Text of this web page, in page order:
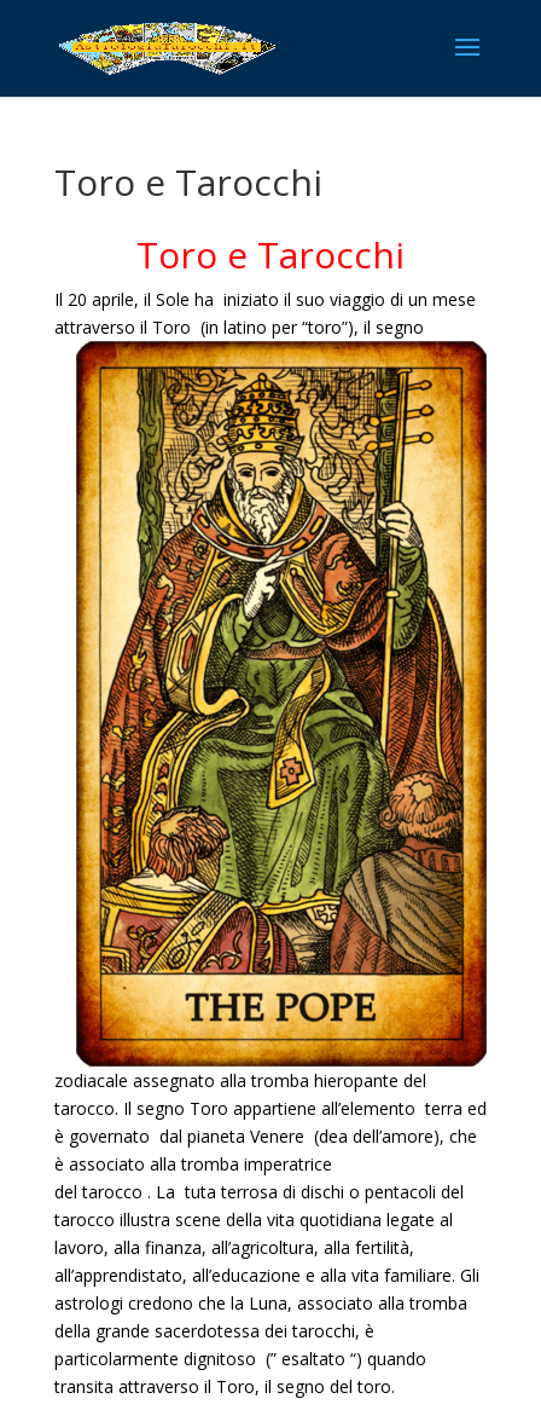
Toro e Tarocchi
Toro e Tarocchi
Il 20 aprile, il Sole ha iniziato il suo viaggio di un mese
attraverso il Toro (in latino per “toro”), il segno
zodiacale assegnato alla tromba hieropante del
tarocco. Il segno Toro appartiene all’elemento terra ed
è governato dal pianeta Venere (dea dell’amore), che
è associato alla tromba imperatrice
del tarocco . La tuta terrosa di dischi o pentacoli del
tarocco illustra scene della vita quotidiana legate al
lavoro, alla finanza, all’agricoltura, alla fertilità,
all’apprendistato, all’educazione e alla vita familiare. Gli
astrologi credono che la Luna, associato alla tromba
della grande sacerdotessa dei tarocchi, è
particolarmente dignitoso (” esaltato “) quando
transita attraverso il Toro, il segno del toro.